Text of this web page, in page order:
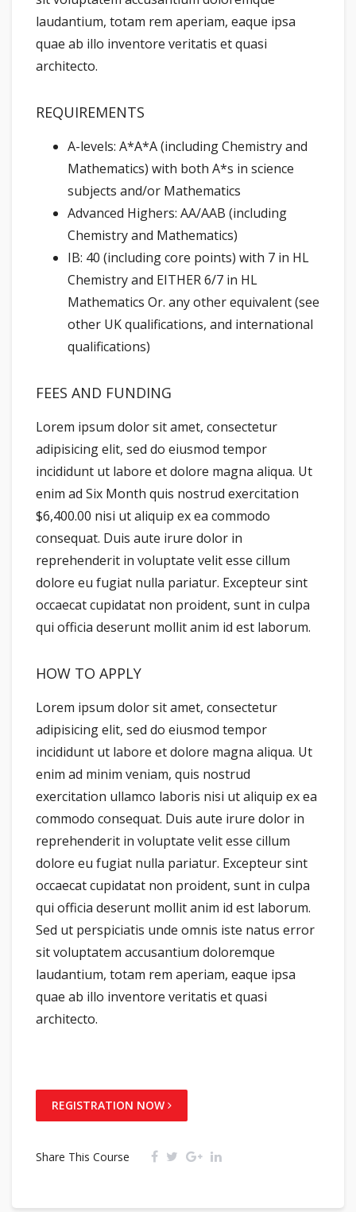
laudantium, totam rem aperiam, eaque ipsa
quae ab illo inventore veritatis et quasi
architecto.
REQUIREMENTS
A-levels: A*A*A (including Chemistry and
Mathematics) with both A*s in science
subjects and/or Mathematics
Advanced Highers: AA/AAB (including
Chemistry and Mathematics)
IB: 40 (including core points) with 7 in HL
Chemistry and EITHER 6/7 in HL
Mathematics Or. any other equivalent (see
other UK qualifications, and international
qualifications)
FEES AND FUNDING
Lorem ipsum dolor sit amet, consectetur
adipisicing elit, sed do eiusmod tempor
incididunt ut labore et dolore magna aliqua. Ut
enim ad Six Month quis nostrud exercitation
$6,400.00 nisi ut aliquip ex ea commodo
consequat. Duis aute irure dolor in
reprehenderit in voluptate velit esse cillum
dolore eu fugiat nulla pariatur. Excepteur sint
occaecat cupidatat non proident, sunt in culpa
qui officia deserunt mollit anim id est laborum.
HOW TO APPLY
Lorem ipsum dolor sit amet, consectetur
adipisicing elit, sed do eiusmod tempor
incididunt ut labore et dolore magna aliqua. Ut
enim ad minim veniam, quis nostrud
exercitation ullamco laboris nisi ut aliquip ex ea
commodo consequat. Duis aute irure dolor in
reprehenderit in voluptate velit esse cillum
dolore eu fugiat nulla pariatur. Excepteur sint
occaecat cupidatat non proident, sunt in culpa
qui officia deserunt mollit anim id est laborum.
Sed ut perspiciatis unde omnis iste natus error
sit voluptatem accusantium doloremque
laudantium, totam rem aperiam, eaque ipsa
quae ab illo inventore veritatis et quasi
architecto.
REGISTRATION NOW
Share This Course